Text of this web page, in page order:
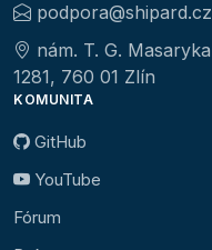
podpora@shipard.cz
nám. T. G. Masaryka
1281, 760 01 Zlín
KOMUNITA
GitHub
YouTube
Fórum